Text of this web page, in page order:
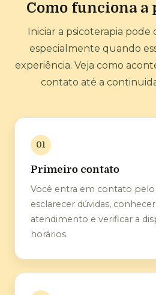
Como funciona a
Iniciar a psicoterapia pode
especialmente quando
experiência. Veja como
contato até a
01
Primeiro contato
Você entra em contato
esclarecer dúvidas,
atendimento e verificar a
horários.